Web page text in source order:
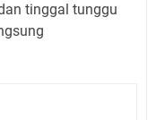
tinggal tunggu